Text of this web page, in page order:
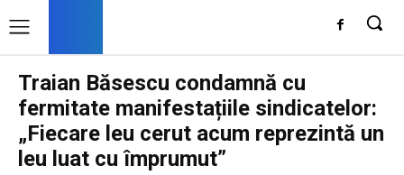
Traian Băsescu condamnă cu
fermitate manifestațiile sindicatelor:
„Fiecare leu cerut acum reprezintă un
leu luat cu împrumut”